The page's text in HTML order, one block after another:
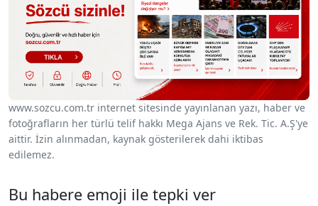
www.sozcu.com.tr internet sitesinde yayınlanan yazı, haber ve
fotoğrafların her türlü telif hakkı Mega Ajans ve Rek. Tic. A.Ş'ye
aittir. İzin alınmadan, kaynak gösterilerek dahi iktibas
edilemez.
Bu habere emoji ile tepki ver